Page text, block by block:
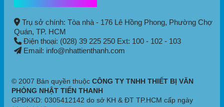
Trụ sở chính: Tòa nhà - 176 Lê Hồng Phong, Phường Chợ
Quán, TP. HCM
Điện thoại: (028) 39 225 250 Ext: 100 - 102 - 103
Email: info@nhattienthanh.com
© 2007 Bản quyền thuộc CÔNG TY TNHH THIẾT BỊ VĂN
PHÒNG NHẬT TIẾN THANH
GPĐKKD: 0305412142 do sở KH & ĐT TP.HCM cấp ngày